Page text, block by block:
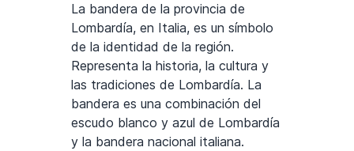
La bandera de la provincia de
Lombardía, en Italia, es un símbolo
de la identidad de la región.
Representa la historia, la cultura y
las tradiciones de Lombardía. La
bandera es una combinación del
escudo blanco y azul de Lombardía
y la bandera nacional italiana.